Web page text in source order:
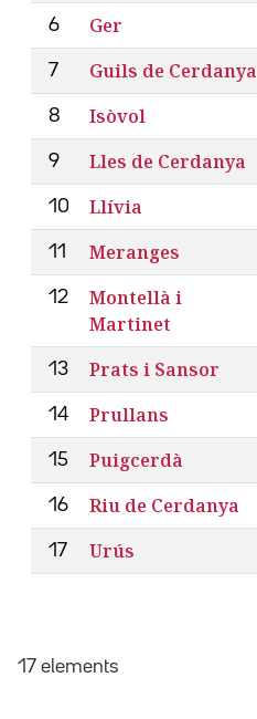
6 Ger
7 Guils de Cerdanya
8 Isòvol
9 Lles de Cerdanya
10 Llívia
11 Meranges
12
Montellà i
Martinet
13 Prats i Sansor
14 Prullans
15 Puigcerdà
16 Riu de Cerdanya
17 Urús
17 elements